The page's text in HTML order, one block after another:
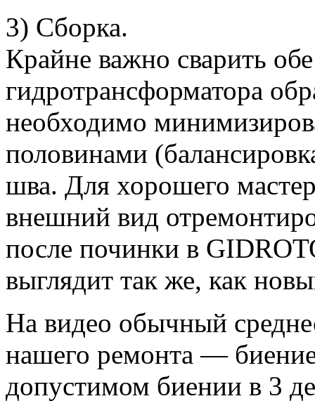
3) Сборка.
Крайне важно сварить
гидротрансформатора
необходимо
половинами
шва. Для хорошего
внешний вид
после починки в
выглядит так же, как
На видео обычный
нашего ремонта —
допустимом биении в 3